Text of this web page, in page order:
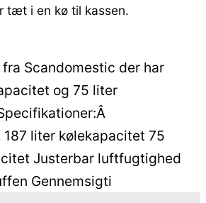
tæt i en kø til kassen.
Scandomestic der har
og 75 liter
187 liter kølekapacitet 75
Justerbar luftfugtighed
Gennemsigti